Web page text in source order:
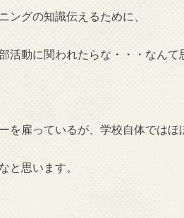
ングの知識伝えるために、
活動に関われたらな・・・なんて
を雇っているが、学校自体では
と思います。